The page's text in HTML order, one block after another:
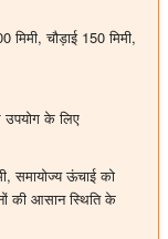
चौड़ाई 150 मिमी,
के लिए
समायोज्य ऊंचाई को
की आसान स्थिति के